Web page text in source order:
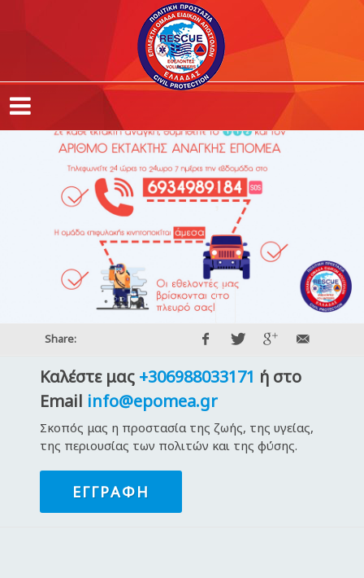
,
Share:
Καλέστε μας +306988033171 ή στο
Email info@epomea.gr
Σκοπός μας η προστασία της ζωής, της υγείας,
της περιουσίας των πολιτών και της φύσης.
ΕΓΓΡΑΦΉ